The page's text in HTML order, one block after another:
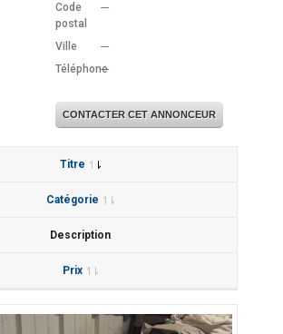
Code
postal
---
Ville
---
Téléphone
---
CONTACTER CET ANNONCEUR
Titre
Catégorie
Description
Prix